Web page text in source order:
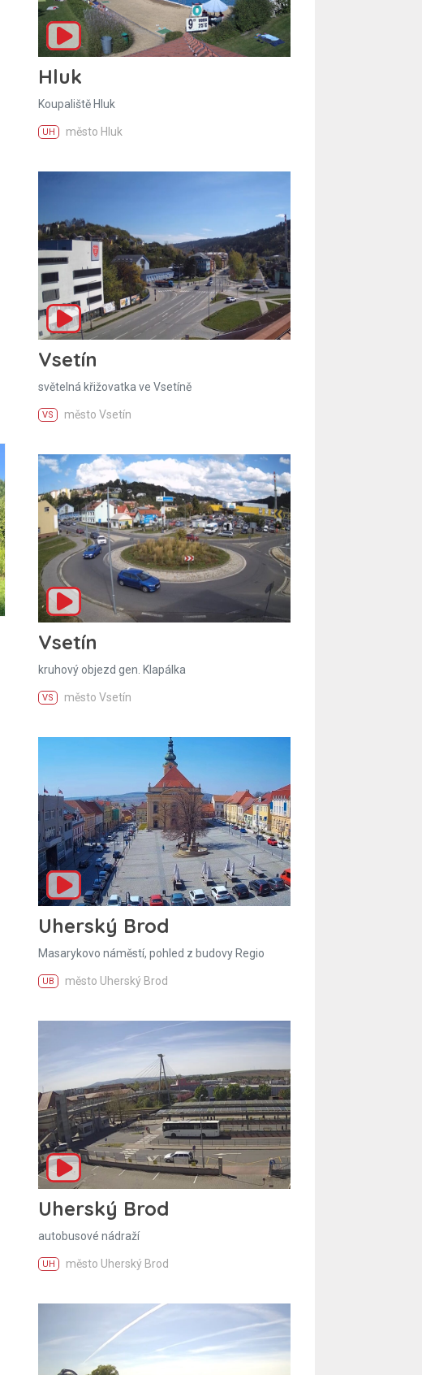
Hluk
Koupaliště Hluk
UH město Hluk
Vsetín
světelná křižovatka ve Vsetíně
VS město Vsetín
Vsetín
kruhový objezd gen. Klapálka
VS město Vsetín
Uherský Brod
Masarykovo náměstí, pohled z budovy Regio
UB město Uherský Brod
Uherský Brod
autobusové nádraží
UH město Uherský Brod